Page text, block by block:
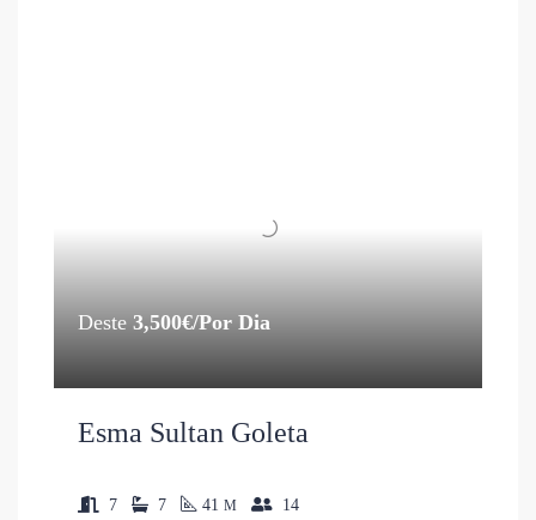
Deste 3,500€/Por Dia
Esma Sultan Goleta
7 7 41 M 14